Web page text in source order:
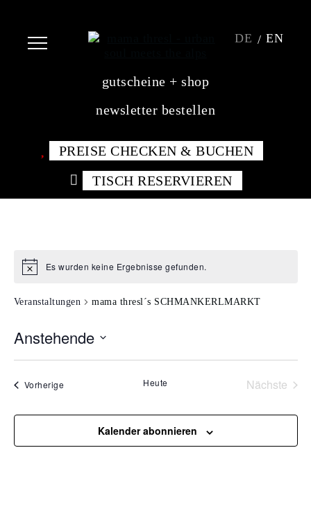
DE EN
gutscheine + shop
newsletter bestellen
PREISE CHECKEN & BUCHEN
TISCH RESERVIEREN
NoticeEs wurden keine Ergebnisse gefunden.
Veranstaltungen mama thresl´s SCHMANKERLMARKT
Anstehende
Vorherige Heute
Nächste
Kalender abonnieren